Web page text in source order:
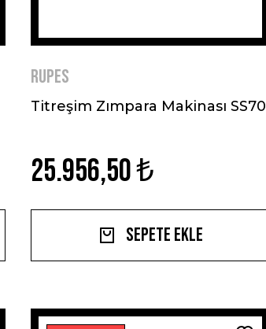
RUPES
Titreşim Zımpara Makinası SS70
25.956,50 ₺
Sepete Ekle